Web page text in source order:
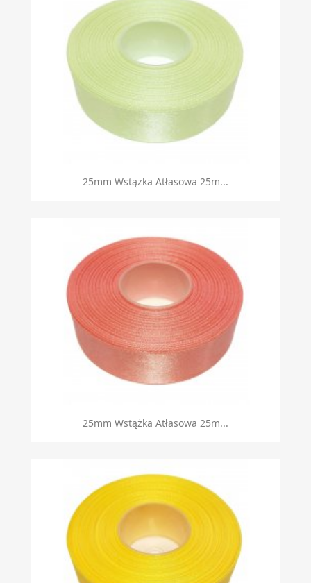
25mm Wstążka Atłasowa 25m...
25mm Wstążka Atłasowa 25m...